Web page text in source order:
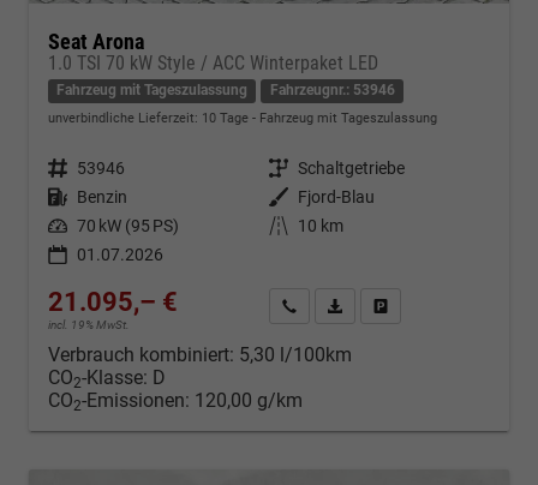
Seat Arona
1.0 TSI 70 kW Style / ACC Winterpaket LED
Fahrzeug mit Tageszulassung Fahrzeugnr.: 53946
unverbindliche Lieferzeit: 10 Tage Fahrzeug mit Tageszulassung
Fahrzeugnr. 53946 Getriebe Schaltgetriebe
Kraftstoff Benzin Außenfarbe
Fjord-Blau
Leistung 70 kW (95 PS) Kilometerstand
10 km
01.07.2026
21.095,– €
incl. 19% MwSt.
Kontakt & Angebot anfordern
PDF-Datei, Fahrzeugexposé
Verbrauch kombiniert: 5,30 l/100km
CO2-Klasse: D
CO2-Emissionen: 120,00 g/km